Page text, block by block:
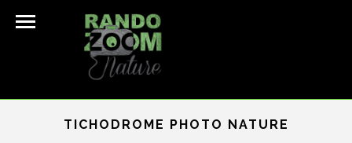
TICHODROME PHOTO NATURE